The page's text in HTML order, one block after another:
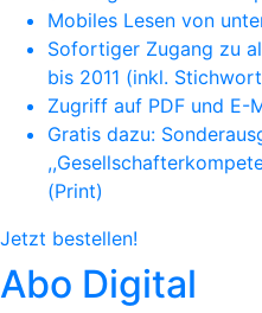
Mobiles Lesen von
Sofortiger Zugang zu
bis 2011 (inkl.
Zugriff auf PDF und E-
Gratis dazu:
(Print)
Jetzt bestellen!
Abo Digital